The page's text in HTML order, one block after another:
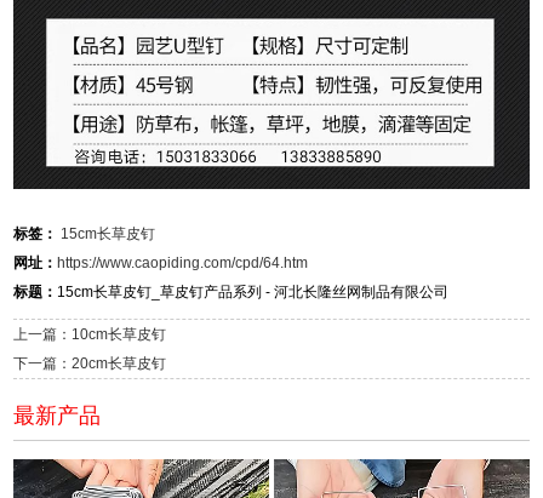
标签： 15cm长草皮钉
网址：https://www.caopiding.com/cpd/64.htm
标题： 15cm长草皮钉_草皮钉产品系列 - 河北长隆丝网制品有限公司
上一篇：10cm长草皮钉
下一篇：20cm长草皮钉
最新产品